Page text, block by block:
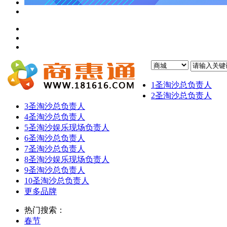
1圣淘沙总负责人
2圣淘沙总负责人
3圣淘沙总负责人
4圣淘沙总负责人
5圣淘沙娱乐现场负责人
6圣淘沙总负责人
7圣淘沙总负责人
8圣淘沙娱乐现场负责人
9圣淘沙总负责人
10圣淘沙总负责人
更多品牌
热门搜索：
春节